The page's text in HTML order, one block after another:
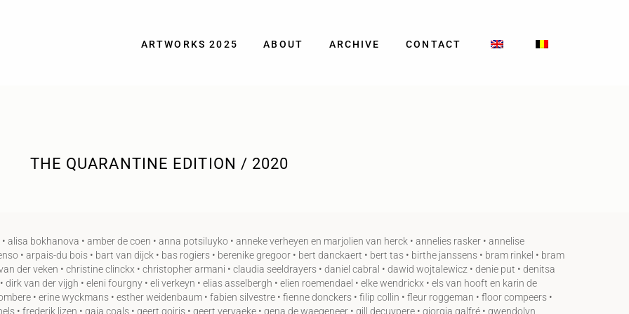
ARTWORKS 2025 ABOUT ARCHIVE CONTACT
THE QUARANTINE EDITION / 2020
bokhanova • amber de coen • anna potsiluyko • anneke verheyen en marjolien van herck • annelies rasker • annelise
• arpais-du bois • bart van dijck • bas rogiers • berenike gregoor • bert danckaert • bert tas • birthe janssens • bram rinkel • bram
der veken • christine clinckx • christopher armani • claudia seeldrayers • daniel cabral • dawid wojtalewicz • denie put • denitsa
van der vijgh • eleni fourgny • eli verkeyn • elias asselbergh • elien roemendael • elke wendrickx • els van hooft en karin de
• erine wyckmans • esther weidenbaum • fabien silvestre • fienne donckers • filip collin • fleur roggeman • floor compeers •
• frederik lizen • gaia coals • geert goiris • geert vervaeke • gena de waegeneer • gill decuypere • giorgia galfré • gwendolyn